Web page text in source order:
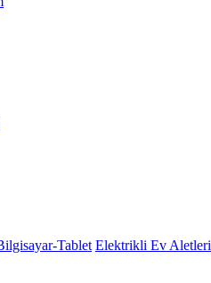
Tablet Elektrikli Ev Aletleri